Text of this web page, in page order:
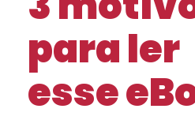
para ler
esse